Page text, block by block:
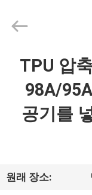
동
Copyright
FENGHUA
AUTOMATIC
CONTROL
Reserved.
TPU 압
98A/
공기를
원래 장소: